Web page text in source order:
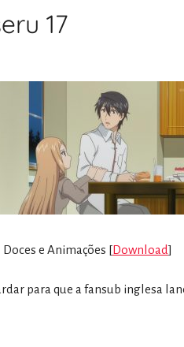
17
Doces e Animações [Download]
para que a fansub inglesa